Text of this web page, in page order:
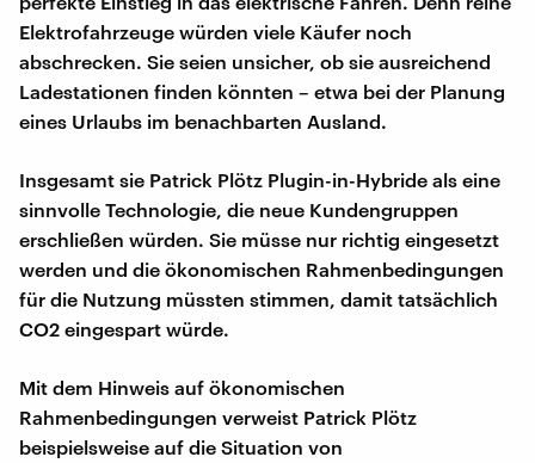
Elektrofahrzeuge würden viele Käufer noch
abschrecken. Sie seien unsicher, ob sie ausreichend
Ladestationen finden könnten – etwa bei der Planung
eines Urlaubs im benachbarten Ausland.
Insgesamt sie Patrick Plötz Plugin-in-Hybride als eine
sinnvolle Technologie, die neue Kundengruppen
erschließen würden. Sie müsse nur richtig eingesetzt
werden und die ökonomischen Rahmenbedingungen
für die Nutzung müssten stimmen, damit tatsächlich
CO2 eingespart würde.
Mit dem Hinweis auf ökonomischen
Rahmenbedingungen verweist Patrick Plötz
beispielsweise auf die Situation von